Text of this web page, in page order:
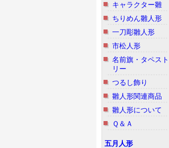
キャラクター雛
ちりめん雛人形
一刀彫雛人形
市松人形
名前旗・タペスト
リー
つるし飾り
雛人形関連商品
雛人形について
Ｑ＆Ａ
五月人形